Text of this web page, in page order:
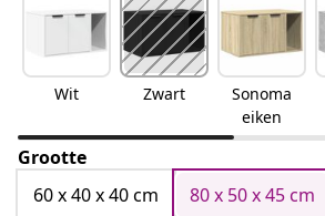
Wit Zwart
Sonoma
eiken
Grootte
60 x 40 x 40 cm
80 x 50 x 45 cm